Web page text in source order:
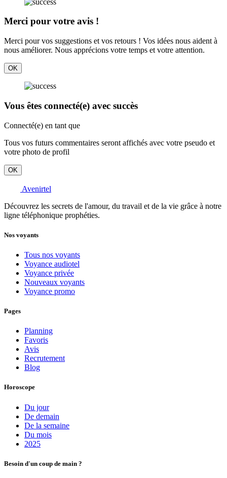
Merci pour votre avis !
Merci pour vos suggestions et vos retours ! Vos idées nous aident à
nous améliorer. Nous apprécions votre temps et votre attention.
OK
Vous êtes connecté(e) avec succès
Connecté(e) en tant que
Tous vos futurs commentaires seront affichés avec votre pseudo et
votre photo de profil
OK
Avenirtel
Découvrez les secrets de l'amour, du travail et de la vie grâce à notre
ligne téléphonique prophéties.
Nos voyants
Tous nos voyants
Voyance audiotel
Voyance privée
Nouveaux voyants
Voyance promo
Pages
Planning
Favoris
Avis
Recrutement
Blog
Horoscope
Du jour
De demain
De la semaine
Du mois
2025
Besoin d'un coup de main ?